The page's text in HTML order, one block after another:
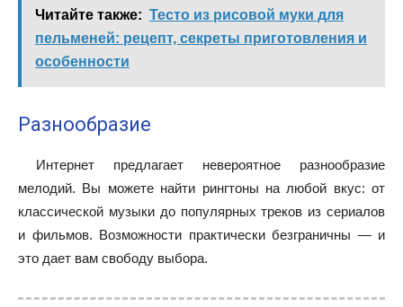
Читайте также: Тесто из рисовой муки для
пельменей: рецепт, секреты приготовления и
особенности
Разнообразие
Интернет предлагает невероятное разнообразие
мелодий. Вы можете найти рингтоны на любой вкус: от
классической музыки до популярных треков из сериалов
и фильмов. Возможности практически безграничны — и
это дает вам свободу выбора.